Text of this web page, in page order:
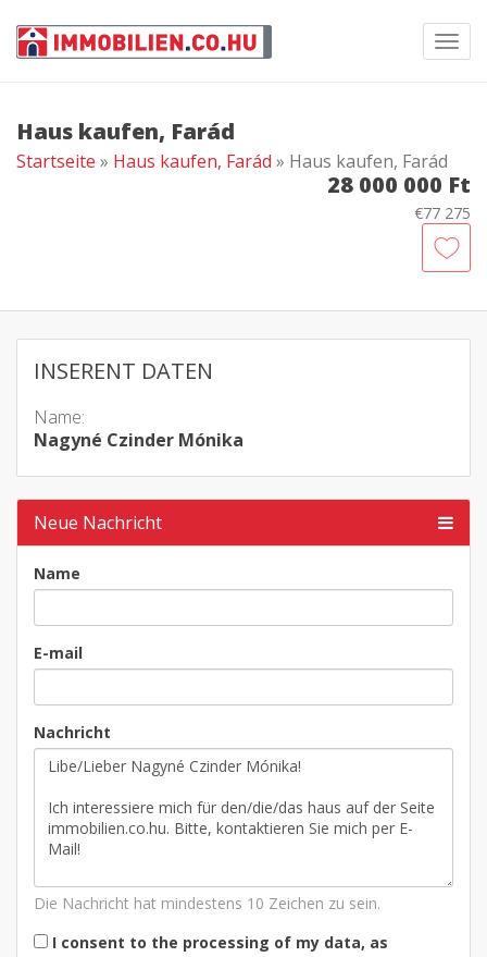
Haus kaufen, Farád
Startseite » Haus kaufen, Farád » Haus kaufen, Farád
28 000 000 Ft
€77 275
INSERENT DATEN
Name:
Nagyné Czinder Mónika
Neue Nachricht
Name
E-mail
Nachricht
Die Nachricht hat mindestens 10 Zeichen zu sein.
I consent to the processing of my data, as